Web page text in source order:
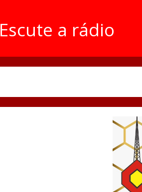
Escute a rádio